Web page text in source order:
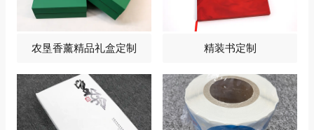
农垦香薰精品礼盒定制 精装书定制